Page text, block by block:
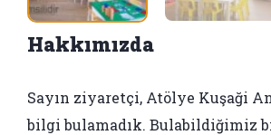
Hakkımızda
Sayın ziyaretçi, Atölye Kuşaği
bilgi bulamadık. Bulabildiğimiz